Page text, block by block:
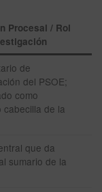
Procesal / Rol
de
del PSOE;
como
cabecilla de la
que da
sumario de la